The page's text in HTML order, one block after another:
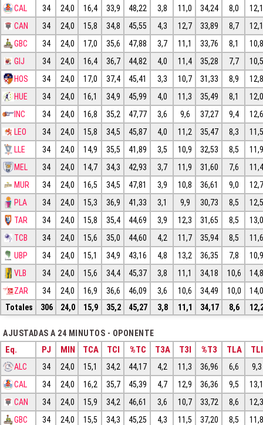
CAL 34 24,0 16,4 33,9 48,22 3,8 11,0 34,24 8,0
CAN
34 24,0 15,8 34,8 45,55 4,3 12,7 33,89 8,7
GBC
34 24,0 17,0 35,6 47,88 3,7 11,1 33,76 8,1
GIJ
34 24,0 16,4 36,7 44,82 4,0 11,4 35,28 7,7
HOS
34 24,0 17,0 37,4 45,41 3,3 10,7 31,33 8,9
HUE
34 24,0 16,1 34,9 45,99 4,0 11,3 35,49 8,1
INC
34 24,0 16,8 35,2 47,77 3,6 9,6 37,27 9,4
LEO
34 24,0 15,8 34,5 45,87 4,0 11,2 35,47 8,3
LLE
34 24,0 14,9 35,5 41,89 3,5 10,9 32,53 8,5
MEL
34 24,0 14,7 34,3 42,93 3,7 11,9 31,60 7,6
MUR
34 24,0 16,5 34,5 47,81 3,9 10,8 36,61 9,0
PLA
34 24,0 15,3 36,9 41,33 3,1 9,9 30,73 8,5
TAR
34 24,0 15,8 35,4 44,69 3,9 12,3 31,65 8,5
TCB
34 24,0 15,6 35,0 44,60 4,2 11,7 35,94 8,5
UBP
34 24,0 15,1 34,9 43,16 4,8 13,2 36,35 7,8
VLB
34 24,0 15,6 34,4 45,37 3,8 11,1 34,18 10,6
ZAR
34 24,0 16,9 36,6 46,09 3,6 10,6 34,49 10,0
Totales
306 24,0 15,9 35,2 45,27 3,8 11,1 34,17 8,6
AJUSTADAS A 24 MINUTOS - OPONENTE
Eq. PJ MIN TCA TCI %TC T3A T3I %T3 TLA TLI
ALC 34 24,0 15,1 34,2 44,17 4,2 11,3 36,96 6,6
9,3
CAL
34 24,0 16,2 35,7 45,39 4,7 12,9 36,36 9,5
CAN
34 24,0 15,9 34,2 46,61 3,6 10,7 33,72 8,6
GBC
34 24,0 15,5 34,3 45,25 4,3 11,5 37,20 8,5